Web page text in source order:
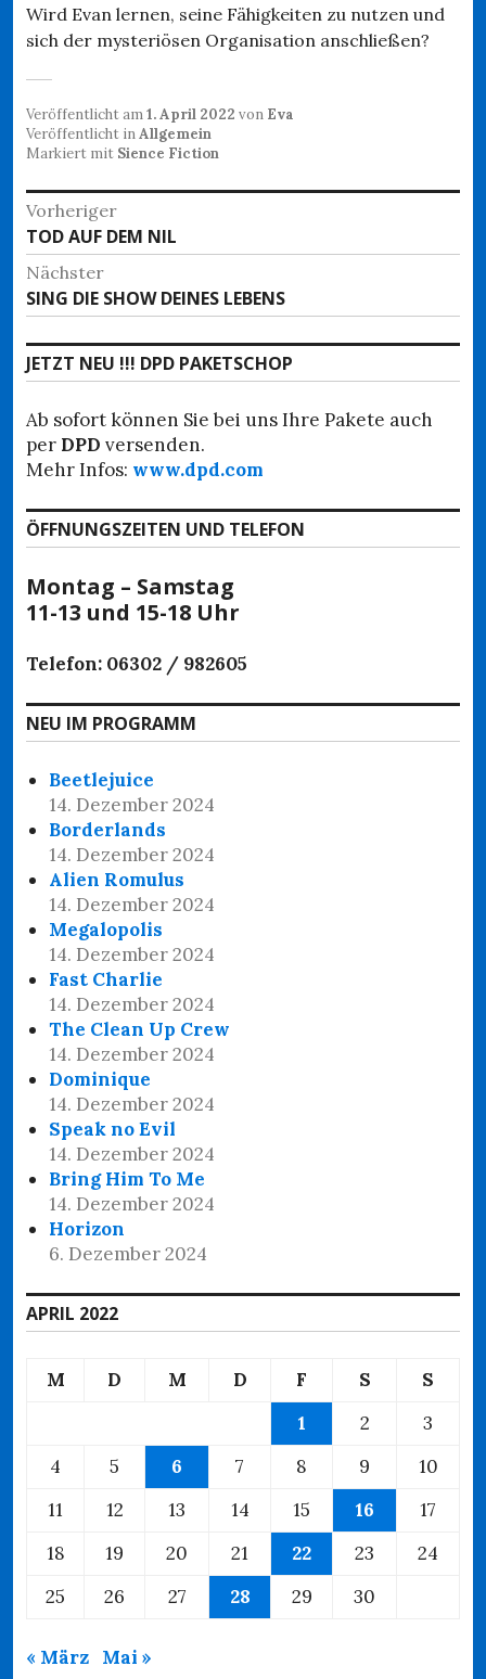
Wird Evan lernen, seine Fähigkeiten zu nutzen und
sich der mysteriösen Organisation anschließen?
Veröffentlicht am1. April 2022 von Eva
Veröffentlicht inAllgemein
Markiert mit Sience Fiction
Beitragsnavigation
Vorheriger
Vorheriger
Beitrag:
TOD AUF DEM NIL
Nächster
Nächster
Beitrag:
SING DIE SHOW DEINES LEBENS
JETZT NEU !!! DPD PAKETSCHOP
Ab sofort können Sie bei uns Ihre Pakete auch
per DPD versenden.
Mehr Infos: www.dpd.com
ÖFFNUNGSZEITEN UND TELEFON
Montag – Samstag
11-13 und 15-18 Uhr
Telefon: 06302 / 982605
NEU IM PROGRAMM
Beetlejuice
14. Dezember 2024
Borderlands
14. Dezember 2024
Alien Romulus
14. Dezember 2024
Megalopolis
14. Dezember 2024
Fast Charlie
14. Dezember 2024
The Clean Up Crew
14. Dezember 2024
Dominique
14. Dezember 2024
Speak no Evil
14. Dezember 2024
Bring Him To Me
14. Dezember 2024
Horizon
6. Dezember 2024
APRIL 2022
M D M D F S
S
1
2
3
4
5 6 7 8 9
10
11
12 13 14 15 16
17
18
19 20 21 22 23
24
25
26 27 28 29 30
« März Mai »